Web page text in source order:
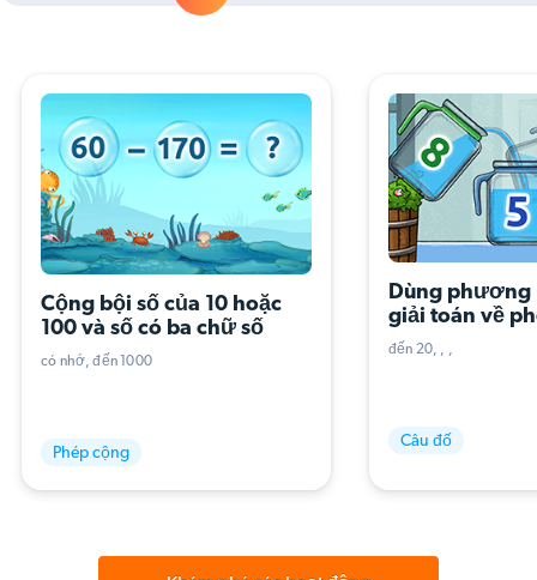
Cộng bội số của 10 hoặc
100 và số có ba chữ số
có nhớ đến 1000
Phép cộng
Dùng phương
giải toán về
thành phần,
đến 20
Câu đố